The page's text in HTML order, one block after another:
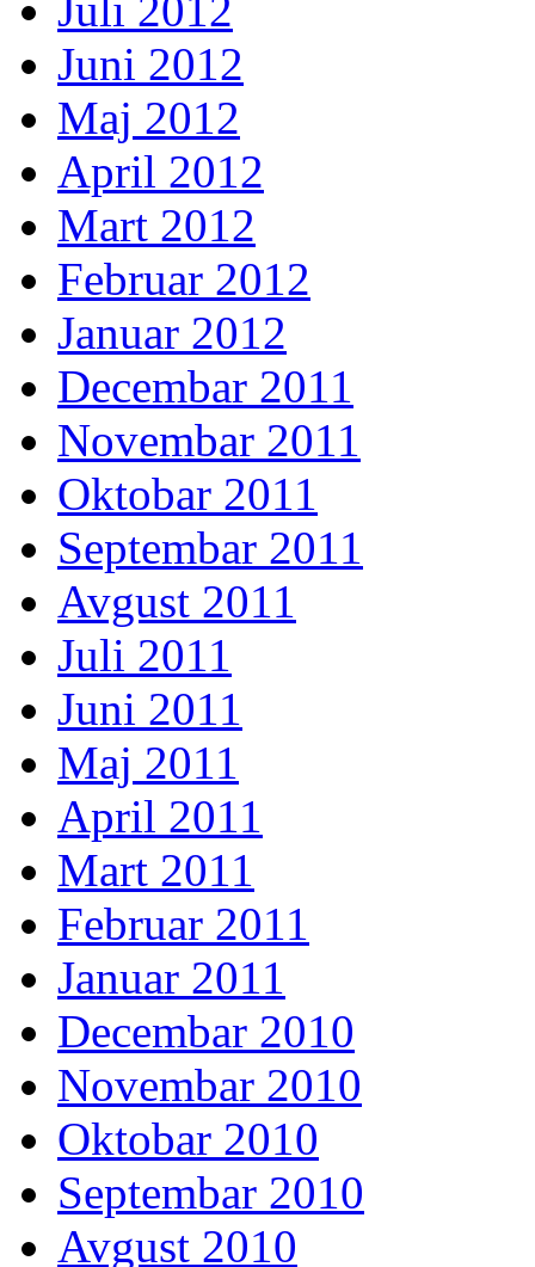
Juli 2012
Juni 2012
Maj 2012
April 2012
Mart 2012
Februar 2012
Januar 2012
Decembar 2011
Novembar 2011
Oktobar 2011
Septembar 2011
Avgust 2011
Juli 2011
Juni 2011
Maj 2011
April 2011
Mart 2011
Februar 2011
Januar 2011
Decembar 2010
Novembar 2010
Oktobar 2010
Septembar 2010
Avgust 2010